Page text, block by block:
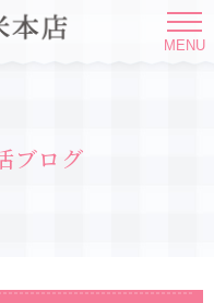
MENU
ブログ